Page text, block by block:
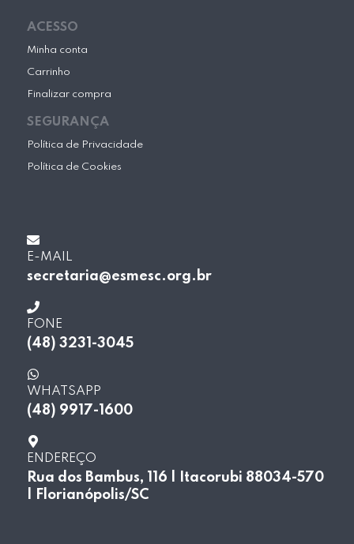
ACESSO
Minha conta
Carrinho
Finalizar compra
SEGURANÇA
Política de Privacidade
Política de Cookies
E-MAIL
secretaria@esmesc.org.br
FONE
(48) 3231-3045
WHATSAPP
(48) 9917-1600
ENDEREÇO
Rua dos Bambus, 116 | Itacorubi 88034-570
| Florianópolis/SC